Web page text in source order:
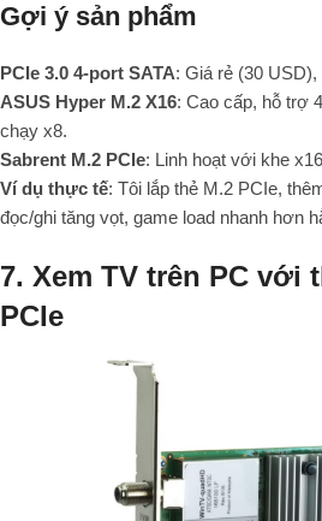
Gợi ý sản phẩm
PCIe 3.0 4-port SATA: Giá rẻ (30 USD),
ASUS Hyper M.2 X16: Cao cấp, hỗ trợ
chạy x8.
Sabrent M.2 PCIe: Linh hoạt với khe
Ví dụ thực tế: Tôi lắp thẻ M.2 PCIe,
đọc/ghi tăng vọt, game load nhanh hơn
7. Xem TV trên PC với
PCIe